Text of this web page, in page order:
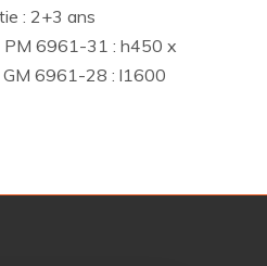
: 2+3 ans
PM 6961-31 : h450 x
6961-28 : l1600